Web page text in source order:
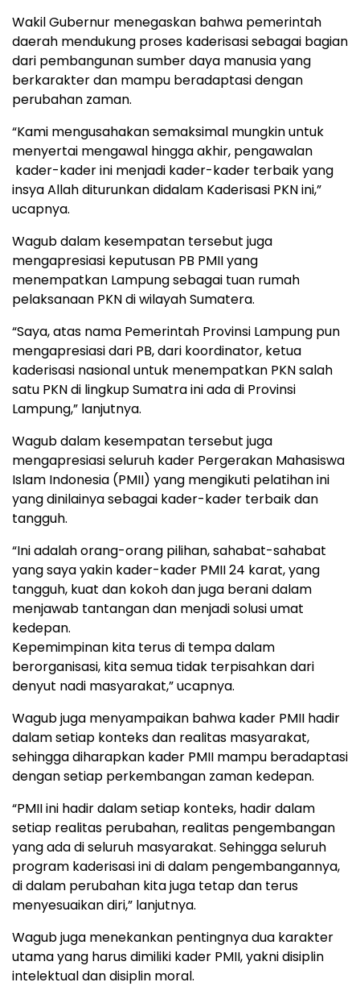
Wakil Gubernur menegaskan bahwa pemerintah
daerah mendukung proses kaderisasi sebagai bagian
dari pembangunan sumber daya manusia yang
berkarakter dan mampu beradaptasi dengan
perubahan zaman.
“Kami mengusahakan semaksimal mungkin untuk
menyertai mengawal hingga akhir, pengawalan
kader-kader ini menjadi kader-kader terbaik yang
insya Allah diturunkan didalam Kaderisasi PKN ini,”
ucapnya.
Wagub dalam kesempatan tersebut juga
mengapresiasi keputusan PB PMII yang
menempatkan Lampung sebagai tuan rumah
pelaksanaan PKN di wilayah Sumatera.
“Saya, atas nama Pemerintah Provinsi Lampung pun
mengapresiasi dari PB, dari koordinator, ketua
kaderisasi nasional untuk menempatkan PKN salah
satu PKN di lingkup Sumatra ini ada di Provinsi
Lampung,” lanjutnya.
Wagub dalam kesempatan tersebut juga
mengapresiasi seluruh kader Pergerakan Mahasiswa
Islam Indonesia (PMII) yang mengikuti pelatihan ini
yang dinilainya sebagai kader-kader terbaik dan
tangguh.
“Ini adalah orang-orang pilihan, sahabat-sahabat
yang saya yakin kader-kader PMII 24 karat, yang
tangguh, kuat dan kokoh dan juga berani dalam
menjawab tantangan dan menjadi solusi umat
kedepan.
Kepemimpinan kita terus di tempa dalam
berorganisasi, kita semua tidak terpisahkan dari
denyut nadi masyarakat,” ucapnya.
Wagub juga menyampaikan bahwa kader PMII hadir
dalam setiap konteks dan realitas masyarakat,
sehingga diharapkan kader PMII mampu beradaptasi
dengan setiap perkembangan zaman kedepan.
“PMII ini hadir dalam setiap konteks, hadir dalam
setiap realitas perubahan, realitas pengembangan
yang ada di seluruh masyarakat. Sehingga seluruh
program kaderisasi ini di dalam pengembangannya,
di dalam perubahan kita juga tetap dan terus
menyesuaikan diri,” lanjutnya.
Wagub juga menekankan pentingnya dua karakter
utama yang harus dimiliki kader PMII, yakni disiplin
intelektual dan disiplin moral.